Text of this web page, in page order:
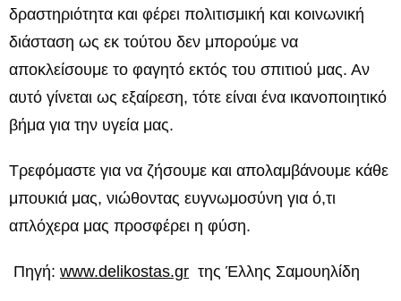
δραστηριότητα και φέρει πολιτισμική και κοινωνική
διάσταση ως εκ τούτου δεν μπορούμε να
αποκλείσουμε το φαγητό εκτός του σπιτιού μας. Αν
αυτό γίνεται ως εξαίρεση, τότε είναι ένα ικανοποιητικό
βήμα για την υγεία μας.
Τρεφόμαστε για να ζήσουμε και απολαμβάνουμε κάθε
μπουκιά μας, νιώθοντας ευγνωμοσύνη για ό,τι
απλόχερα μας προσφέρει η φύση.
Πηγή: www.delikostas.gr της Έλλης Σαμουηλίδη